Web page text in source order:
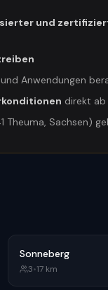
und
und Anwendungen
direkt ab
Theuma, Sachsen)
Sonneberg
3•17 km